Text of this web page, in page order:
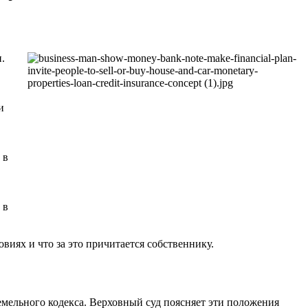
в
в
и что за это причитается собственнику.
кодекса. Верховный суд поясняет эти положения